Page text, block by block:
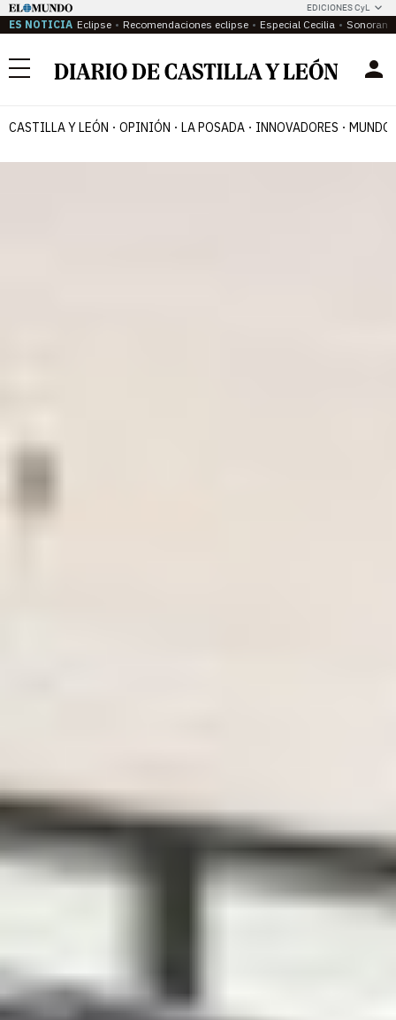
EDICIONES CyL
ES NOTICIA Eclipse Recomendaciones eclipse Especial Cecilia
Menú
CASTILLA Y LEÓN OPINIÓN LA POSADA INNOVADORES MUNDO